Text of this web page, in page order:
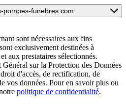
pompes-funebres.com
sont nécessaires aux fins
exclusivement destinées à
aux prestataires sélectionnés.
sur la Protection des Données
d'accès, de rectification, de
vos données. Pour en savoir plus ou
politique de confidentialité.